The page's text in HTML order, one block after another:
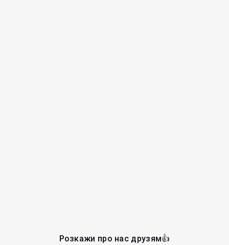
Розкажи про нас друзям👍